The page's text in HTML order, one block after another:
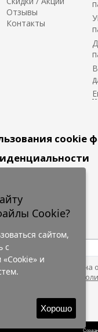
Отзывы
Контакты
cookie
я даю согласие на
С условиями
Cookie?
сайтом,
с
и
Хорошо